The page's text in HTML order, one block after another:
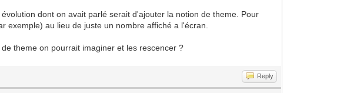
dont on avait parlé serait d'ajouter la notion de theme. Pour
au lieu de juste un nombre affiché a l'écran.
theme on pourrait imaginer et les rescencer ?
Reply